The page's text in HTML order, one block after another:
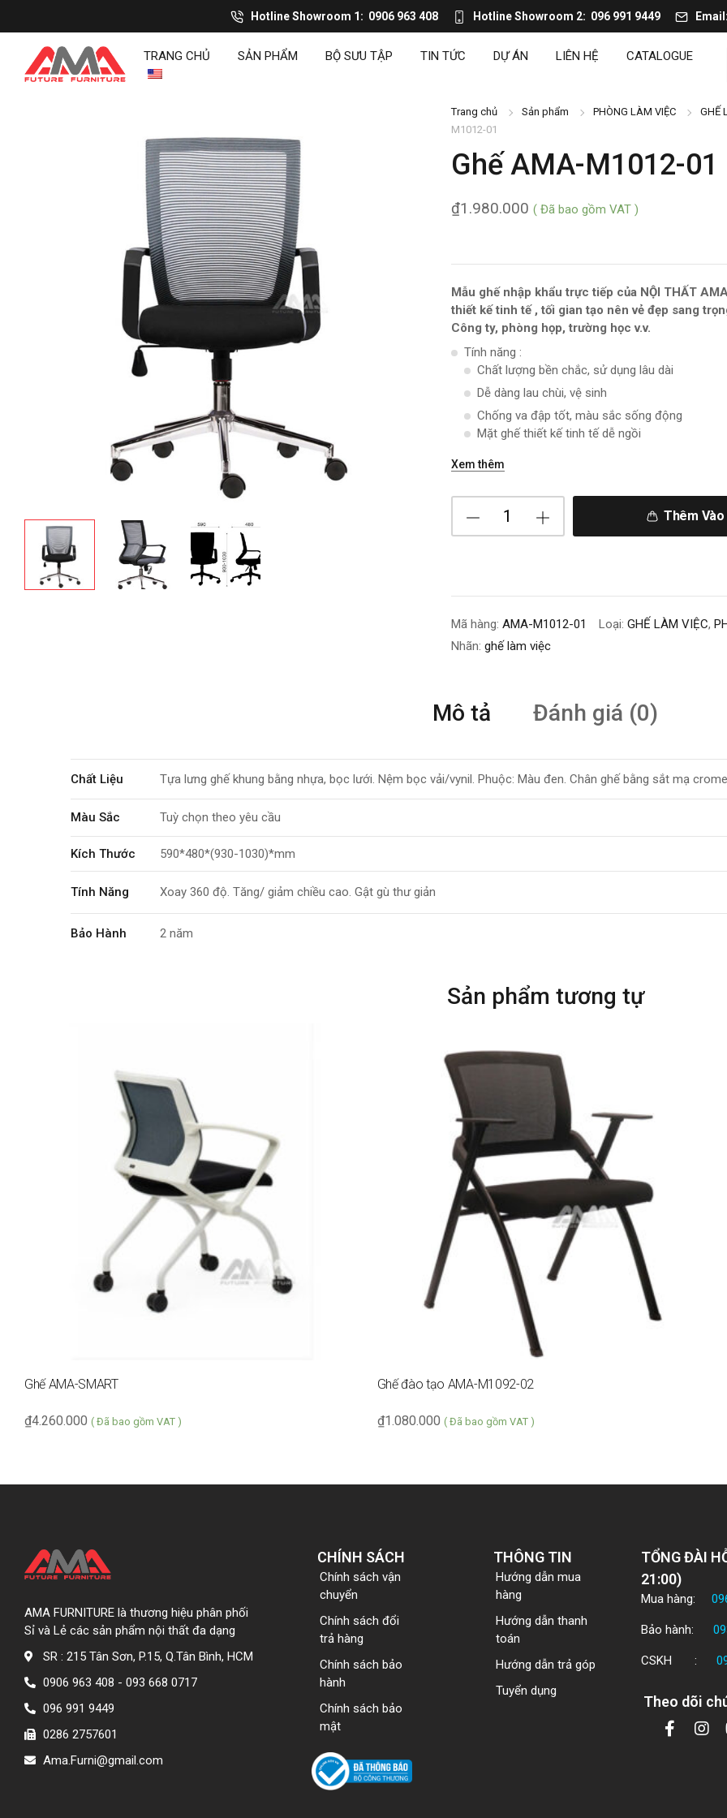
Hotline Showroom 1 0906 963 408 Hotline Showroom 2 096 991 9449 Email
TRANG CHỦ SẢN PHẨM BỘ SƯU TẬP TIN TỨC DỰ ÁN LIÊN HỆ CATALOGUE
Trang chủ Sản phẩm PHÒNG LÀM VIỆC GHẾ
M1012-01
Ghế AMA-M1012-01
1.980.000
₫ ( Đã bao gồm VAT )
Mẫu ghế nhập khẩu trực tiếp của NỘI THẤT
thiết kế tinh tế , tối gian tạo nên vẻ đẹp sang
Công ty, phòng họp, trường học v.v.
Tính năng :
Chất lượng bền chắc, sử dụng lâu dài
Dễ dàng lau chùi, vệ sinh
Chống va đập tốt, màu sắc sống động
Mặt ghế thiết kế tinh tế dễ ngồi
Xem thêm
Thêm Vào
Mã hàng: AMA-M1012-01 Loại: GHẾ LÀM VIỆC,
Nhãn: ghế làm việc
Mô tả Đánh giá (0)
Chất Liệu Tựa lưng ghế khung bằng nhựa, bọc lưới. Nệm bọc vải/vynil. Phuộc: Màu đen. Chân ghế bằng sắt mạ crome
Màu Sắc Tuỳ chọn theo yêu cầu
Kích Thước 590*480*(930-1030)*mm
Tính Năng Xoay 360 độ. Tăng/ giảm chiều cao. Gật gù thư giản
Bảo Hành 2 năm
Sản phẩm tương tự
Ghế AMA-SMART
4.260.000
₫ ( Đã bao gồm VAT )
Ghế đào tạo AMA-M1092-02
1.080.000
₫ ( Đã bao gồm VAT )
AMA FURNITURE là thương hiệu phân phối
Sỉ và Lẻ các sản phẩm nội thất đa dạng
SR : 215 Tân Sơn, P.15, Q.Tân Bình, HCM
0906 963 408 - 093 668 0717
096 991 9449
0286 2757601
Ama.Furni@gmail.com
CHÍNH SÁCH
Chính sách vận
chuyển
Chính sách đổi
trả hàng
Chính sách bảo
hành
Chính sách bảo
mật
THÔNG TIN
Hướng dẫn mua
hàng
Hướng dẫn thanh
toán
Hướng dẫn trả góp
Tuyển dụng
TỔNG ĐÀI
21:00)
Mua hàng:
Bảo hành:
CSKH :
Theo dõi